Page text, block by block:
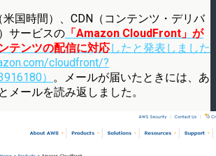
国時間）、CDN（コンテンツ・デリバ
サービスの 「Amazon CloudFront」が
テンツの配信に対応したと発表しました
cloudfront/?
） 。メールが届いたときには、あ
メールを読み返しました。